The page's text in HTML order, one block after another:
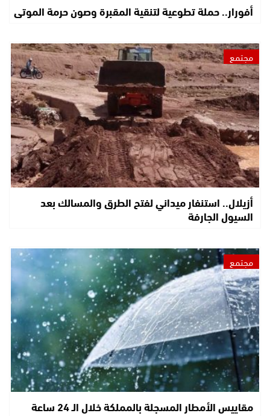
أفورار.. حملة تطوعية لتنقية المقبرة وصون حرمة الموتى
مجتمع
أزيلال.. استنفار ميداني لفتح الطرق والمسالك بعد
السيول الجارفة
مجتمع
مقاييس الأمطار المسجلة بالمملكة خلال الـ 24 ساعة